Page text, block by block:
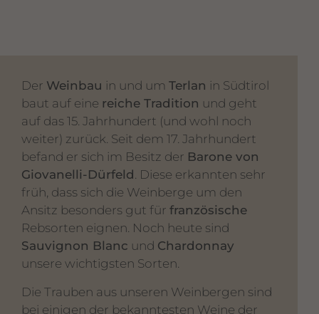
Der Weinbau in und um Terlan in Südtirol
baut auf eine reiche Tradition und geht
auf das 15. Jahrhundert (und wohl noch
weiter) zurück. Seit dem 17. Jahrhundert
befand er sich im Besitz der Barone von
Giovanelli-Dürfeld . Diese erkannten sehr
früh, dass sich die Weinberge um den
Ansitz besonders gut für französische
Rebsorten eignen. Noch heute sind
Sauvignon Blanc und Chardonnay
unsere wichtigsten Sorten.
Die Trauben aus unseren Weinbergen sind
bei einigen der bekanntesten Weine der